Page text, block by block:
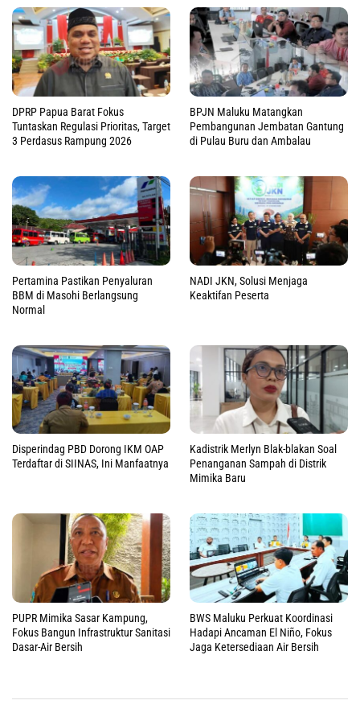
DPRP Papua Barat Fokus
Tuntaskan Regulasi Prioritas, Target
3 Perdasus Rampung 2026
BPJN Maluku Matangkan
Pembangunan Jembatan Gantung
di Pulau Buru dan Ambalau
Pertamina Pastikan Penyaluran
BBM di Masohi Berlangsung
Normal
NADI JKN, Solusi Menjaga
Keaktifan Peserta
Disperindag PBD Dorong IKM OAP
Terdaftar di SIINAS, Ini Manfaatnya
Kadistrik Merlyn Blak-blakan Soal
Penanganan Sampah di Distrik
Mimika Baru
PUPR Mimika Sasar Kampung,
Fokus Bangun Infrastruktur Sanitasi
Dasar-Air Bersih
BWS Maluku Perkuat Koordinasi
Hadapi Ancaman El Niño, Fokus
Jaga Ketersediaan Air Bersih